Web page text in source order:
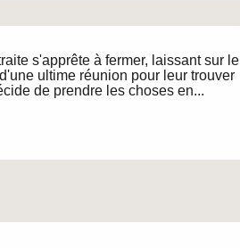
s'apprête à fermer, laissant sur le
ultime réunion pour leur trouver
de prendre les choses en...